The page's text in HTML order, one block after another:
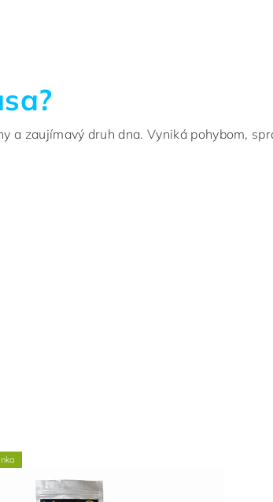
a zaujímavý druh dna. Vyniká pohybom,